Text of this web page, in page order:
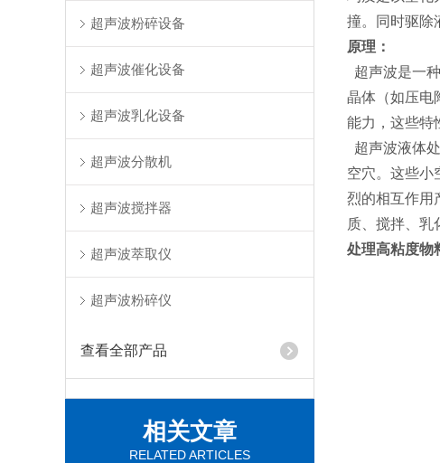
超声波粉碎设备
超声波催化设备
超声波乳化设备
超声波分散机
超声波搅拌器
超声波萃取仪
超声波粉碎仪
查看全部产品
相关文章
RELATED ARTICLES
撞。同时驱除
原理：
超声波是一
晶体（如压电
能力，这些特
超声波液体
空穴。这些小
烈的相互作用
质、搅拌、乳
处理高粘度物